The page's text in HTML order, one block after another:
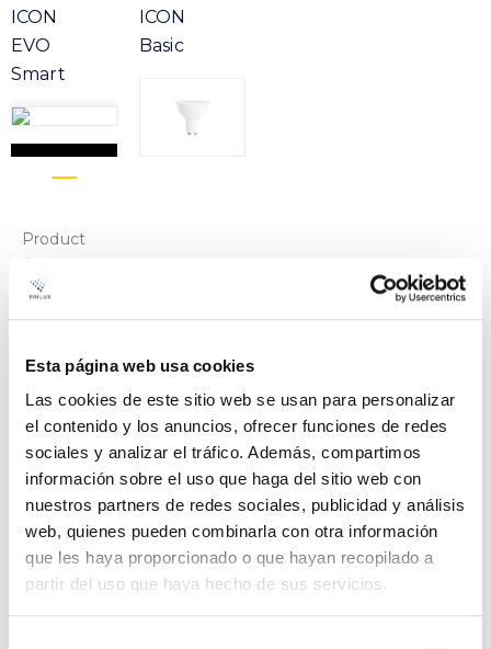
Esta página web usa cookies
Las cookies de este sitio web se usan para personalizar
el contenido y los anuncios, ofrecer funciones de redes
sociales y analizar el tráfico. Además, compartimos
información sobre el uso que haga del sitio web con
nuestros partners de redes sociales, publicidad y análisis
web, quienes pueden combinarla con otra información
que les haya proporcionado o que hayan recopilado a
partir del uso que haya hecho de sus servicios.
ICON
EVO
Smart
ICON
Basic
Product
o
VER +
SKU PPRIL00000575010
W 6
Flujo
CCT 3000k
-
VER +
ICON EVO SMART 6W 830
GU10 230V 35º ERP
SKU PPRIL00000575058
Ficha